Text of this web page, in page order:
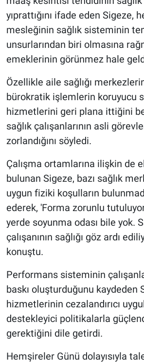
yıprattığını ifade eden Sigeze,
mesleğinin sağlık sisteminin
unsurlarından biri olmasına
emeklerinin görünmez hale
Özellikle aile sağlığı
bürokratik işlemlerin koruyucu
hizmetlerini geri plana ittiğini
sağlık çalışanlarının asli
zorlandığını söyledi.
Çalışma ortamlarına ilişkin de
bulunan Sigeze, bazı sağlık
uygun fiziki koşulların
ederek, 'Forma zorunlu
yerde soyunma odası bile yok.
çalışanının sağlığı göz ardı
konuştu.
Performans sisteminin
baskı oluşturduğunu kaydeden
hizmetlerinin cezalandırıcı
destekleyici politikalarla
gerektiğini dile getirdi.
Hemşireler Günü dolayısıyla